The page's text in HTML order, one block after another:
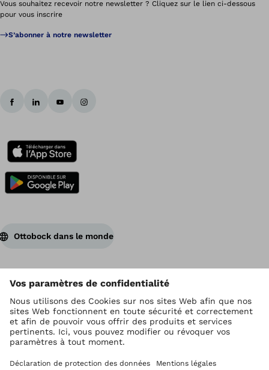
Vous souhaitez recevoir notre newsletter ? Cliquez sur le lien ci-dessous
pour vous inscrire
S’abonner à notre newsletter
Ottobock dans le monde
Ottobock est titulaire du droit d’auteur
Paramètres de protection des données
Conditions générales de vente
Conditions d'utilisation
Mentions légales